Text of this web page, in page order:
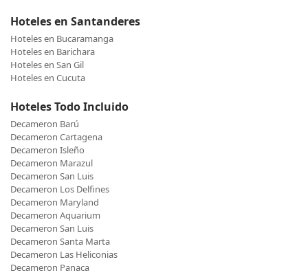
Hoteles en Santanderes
Hoteles en Bucaramanga
Hoteles en Barichara
Hoteles en San Gil
Hoteles en Cucuta
Hoteles Todo Incluido
Decameron Barú
Decameron Cartagena
Decameron Isleño
Decameron Marazul
Decameron San Luis
Decameron Los Delfines
Decameron Maryland
Decameron Aquarium
Decameron San Luis
Decameron Santa Marta
Decameron Las Heliconias
Decameron Panaca